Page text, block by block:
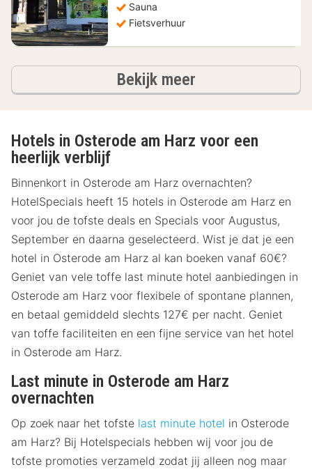
Sauna
Fietsverhuur
Bekijk meerhotels
Hotels in Osterode am Harz voor een
heerlijk verblijf
Binnenkort in Osterode am Harz overnachten?
HotelSpecials heeft 15 hotels in Osterode am Harz en
voor jou de tofste deals en Specials voor Augustus,
September en daarna geselecteerd. Wist je dat je een
hotel in Osterode am Harz al kan boeken vanaf 60€?
Geniet van vele toffe last minute hotel aanbiedingen in
Osterode am Harz voor flexibele of spontane plannen,
en betaal gemiddeld slechts 127€ per nacht. Geniet
van toffe faciliteiten en een fijne service van het hotel
in Osterode am Harz.
Last minute in Osterode am Harz
overnachten
Op zoek naar het tofste last minute hotel in Osterode
am Harz? Bij Hotelspecials hebben wij voor jou de
tofste promoties verzameld zodat jij alleen nog maar